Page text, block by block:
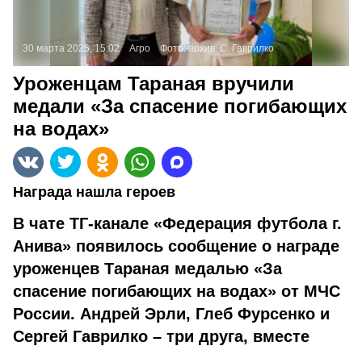
30 марта 2025, 15:02 Агро Фото:архив. С. Гаврилко
Уроженцам Тараная вручили
медали «За спасение погибающих
на водах»
Награда нашла героев
В чате ТГ-канале «Федерация футбола г.
Анива» появилось сообщение о награде
уроженцев Тараная медалью «За
спасение погибающих на водах» от МЧС
России. Андрей Эрли, Глеб Фурсенко и
Сергей Гаврилко – три друга, вместе